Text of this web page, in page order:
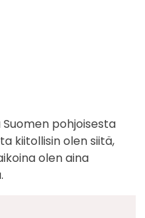
pohjoisesta
kiitollisin olen siitä,
olen aina